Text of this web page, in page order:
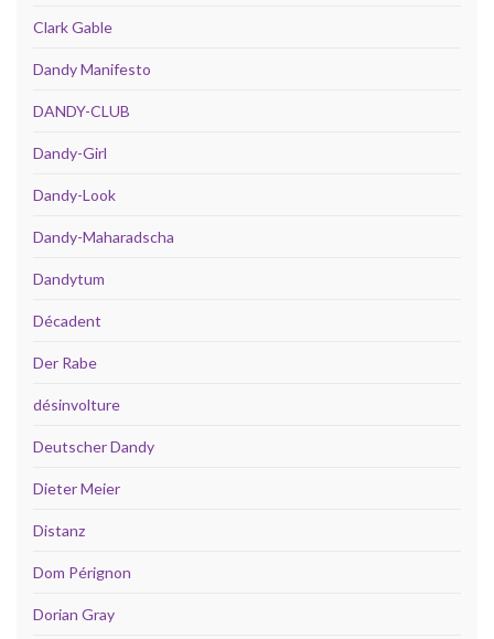
Clark Gable
Dandy Manifesto
DANDY-CLUB
Dandy-Girl
Dandy-Look
Dandy-Maharadscha
Dandytum
Décadent
Der Rabe
désinvolture
Deutscher Dandy
Dieter Meier
Distanz
Dom Pérignon
Dorian Gray